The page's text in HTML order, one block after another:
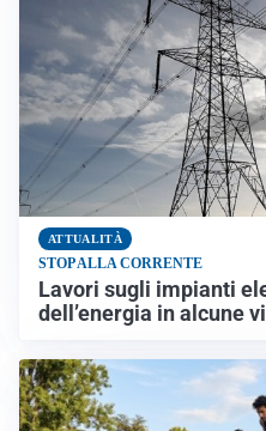
ATTUALITÀ
STOP ALLA CORRENTE
Lavori sugli impianti
dell’energia in alcune